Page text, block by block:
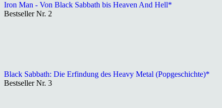
Iron Man - Von Black Sabbath bis Heaven And Hell*
Bestseller Nr. 2
Black Sabbath: Die Erfindung des Heavy Metal (Popgeschichte)*
Bestseller Nr. 3